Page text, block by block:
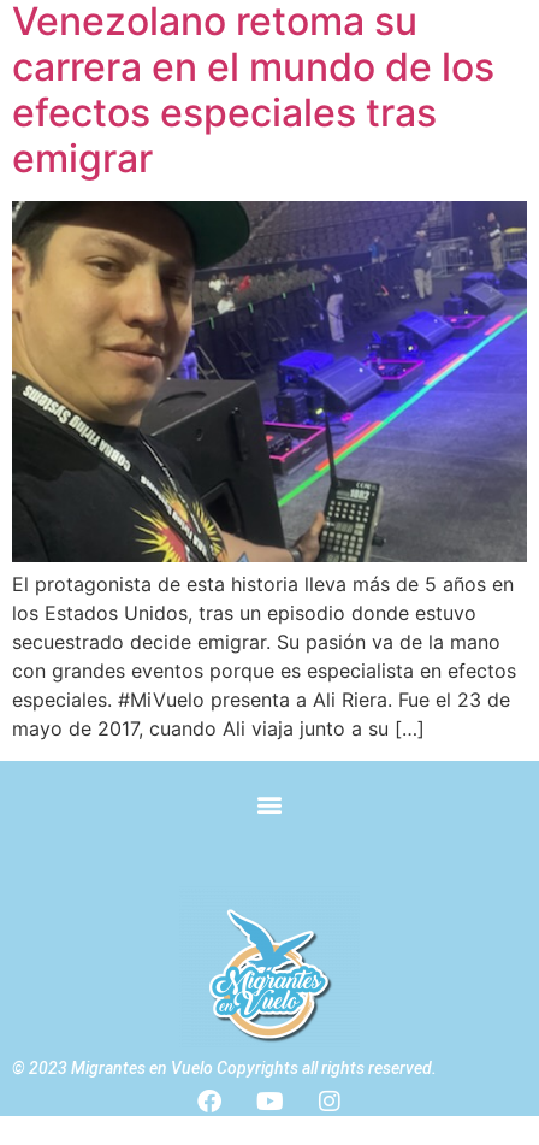
Venezolano retoma su
carrera en el mundo de los
efectos especiales tras
emigrar
El protagonista de esta historia lleva más de 5 años en
los Estados Unidos, tras un episodio donde estuvo
secuestrado decide emigrar. Su pasión va de la mano
con grandes eventos porque es especialista en efectos
especiales. #MiVuelo presenta a Ali Riera. Fue el 23 de
mayo de 2017, cuando Ali viaja junto a su […]
© 2023 Migrantes en Vuelo Copyrights all rights reserved.